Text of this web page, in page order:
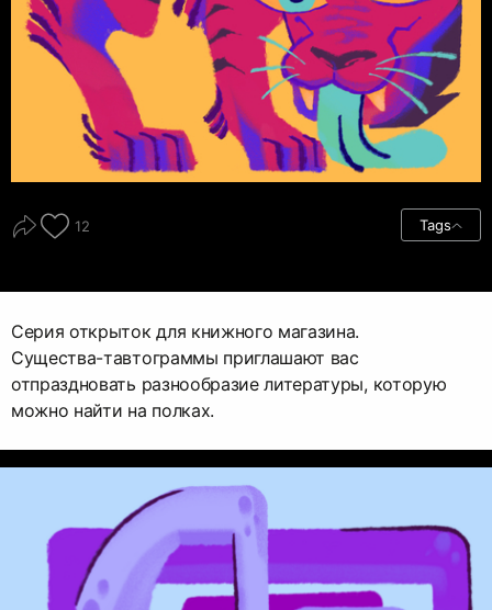
12 Tags
Серия открыток для книжного магазина.
Существа-тавтограммы приглашают вас
отпраздновать разнообразие литературы, которую
можно найти на полках.